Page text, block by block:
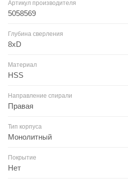
Артикул производителя
5058569
Глубина сверления
8xD
Материал
HSS
Направление спирали
Правая
Тип корпуса
Монолитный
Покрытие
Нет